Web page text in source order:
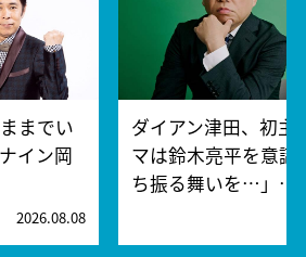
までい
イン岡
2026.08.08
ダイアン津田、初主
マは鈴木亮平を意識
ち振る舞いを…」…